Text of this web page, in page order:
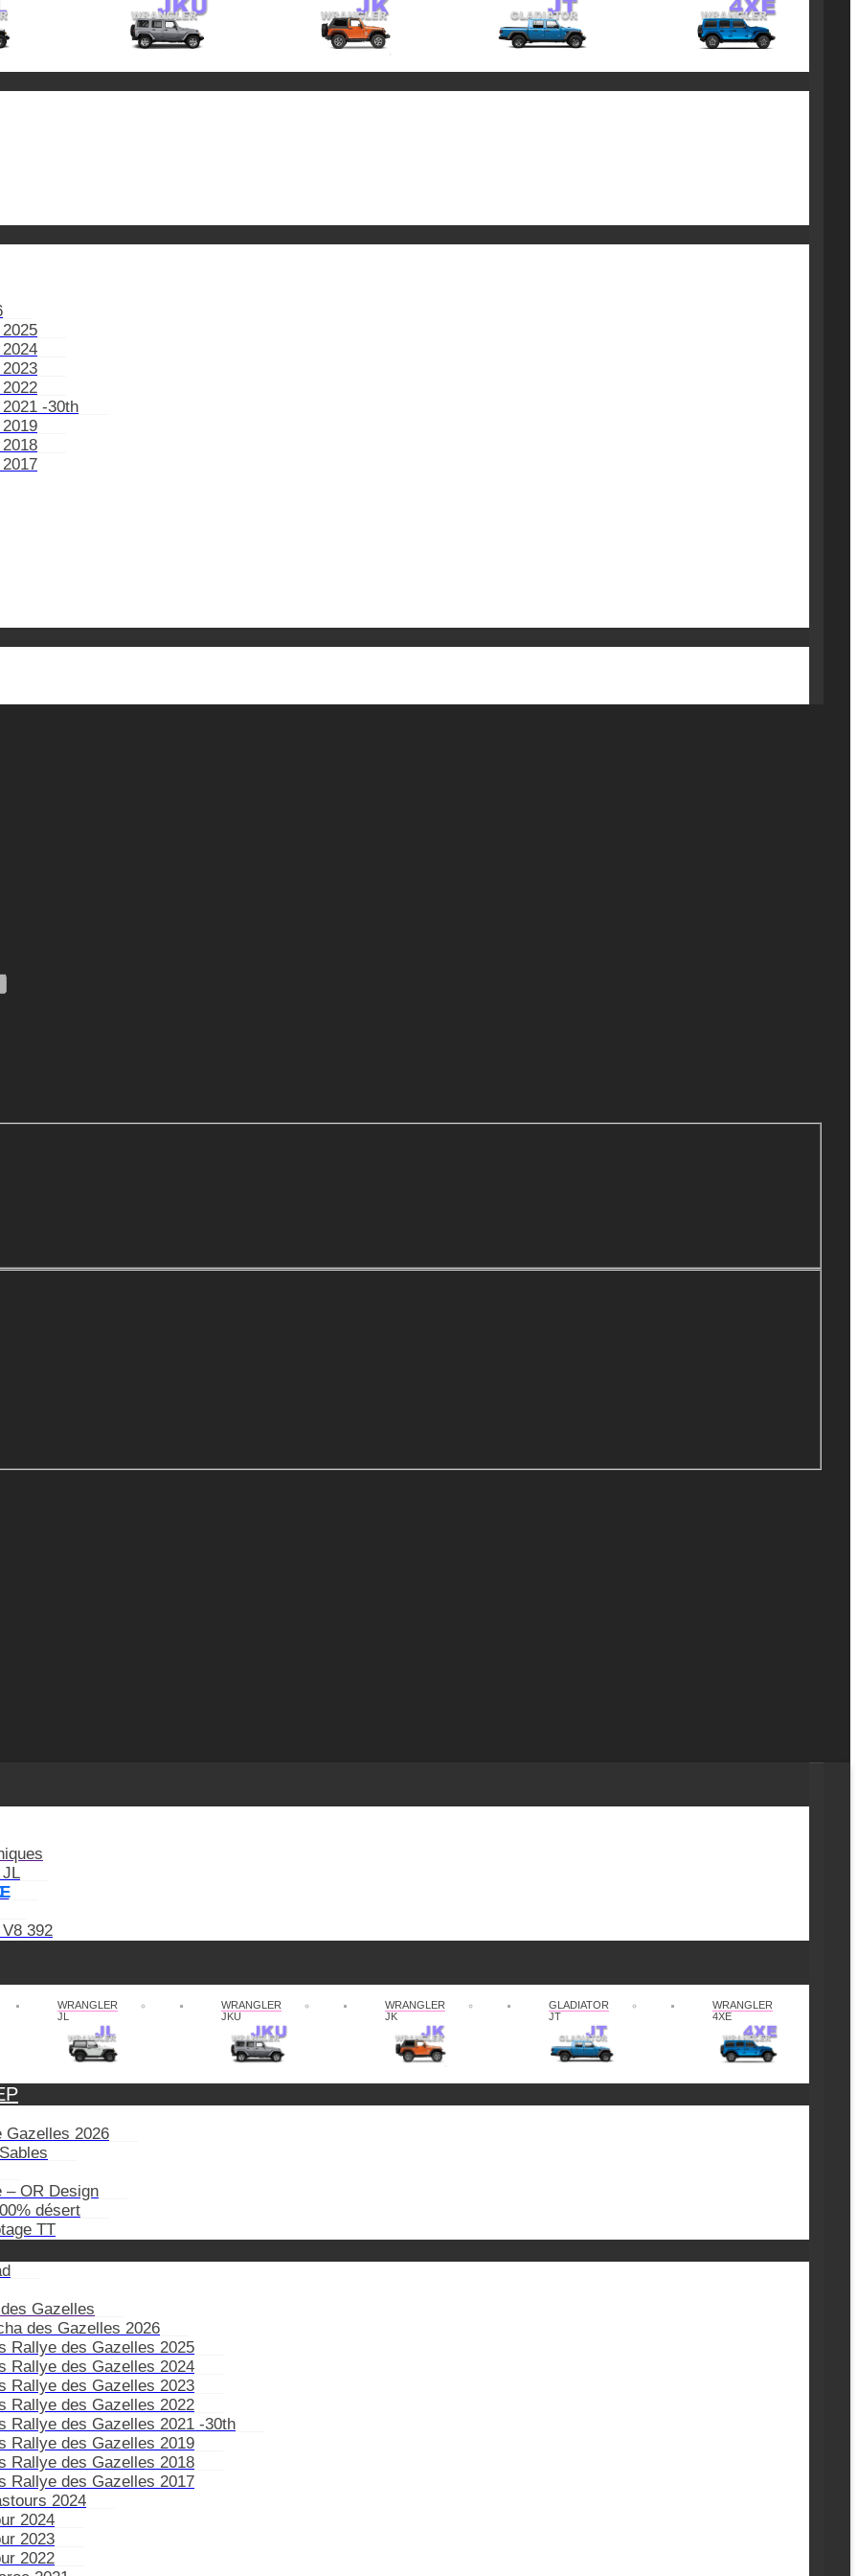
-30th
392
WRANGLER
JL
WRANGLER
JKU
WRANGLER
JK
GLADIATOR
JT
WRANGLER
4XE
Gazelles 2026
– OR Design
désert
TT
Gazelles
des Gazelles 2026
Rallye des Gazelles 2025
Rallye des Gazelles 2024
Rallye des Gazelles 2023
Rallye des Gazelles 2022
Rallye des Gazelles 2021 -30th
Rallye des Gazelles 2019
Rallye des Gazelles 2018
Rallye des Gazelles 2017
2024
2024
2023
2022